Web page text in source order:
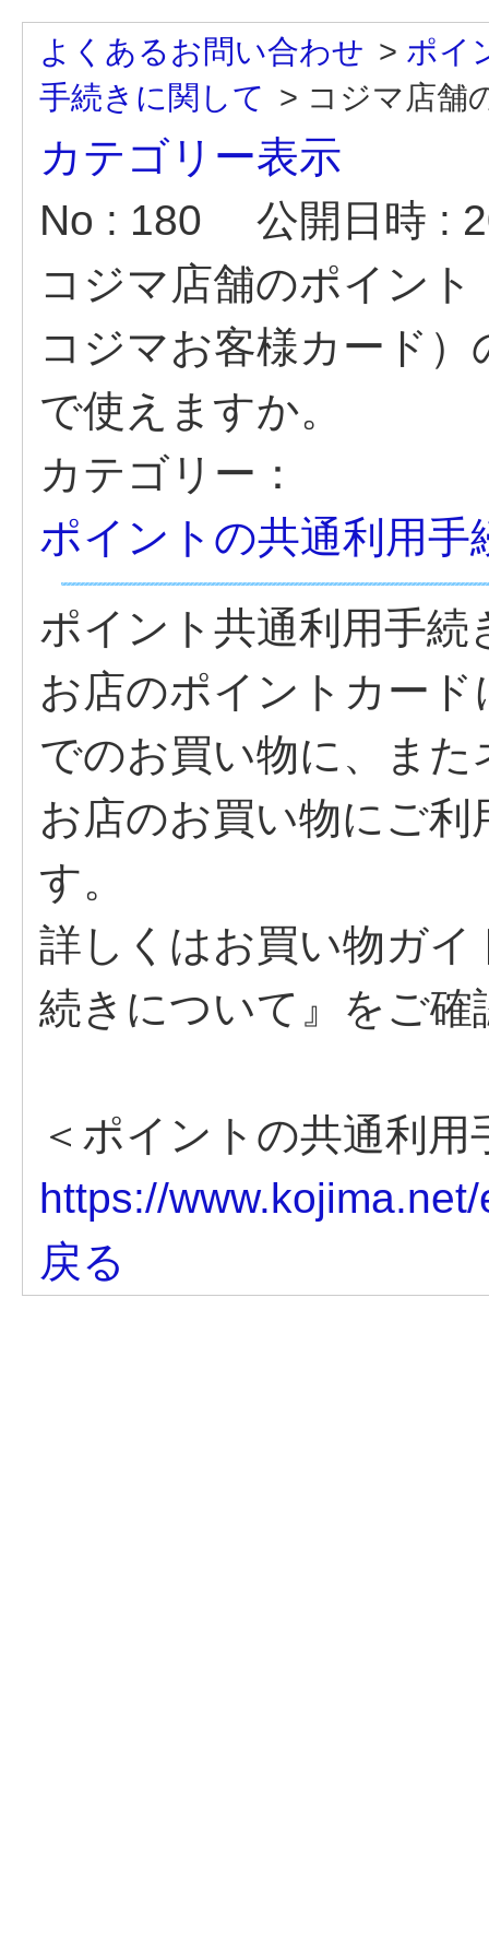
よくあるお問い合わせ > ポイ
手続きに関して > コジマ店舗
カテゴリー表示
No : 180
公開日時 :
コジマ店舗のポイン
コジマお客様カード
で使えますか。
カテゴリー：
ポイントの共通利用手
ポイント共通利用手
お店のポイントカー
でのお買い物に、ま
お店のお買い物にご
す。
詳しくはお買い物ガ
続きについて』をご確
＜ポイントの共通利
https://
戻る